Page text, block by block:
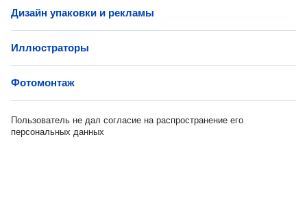
Дизайн упаковки и рекламы
Иллюстраторы
Фотомонтаж
Пользователь не дал согласие на распространение его
персональных данных